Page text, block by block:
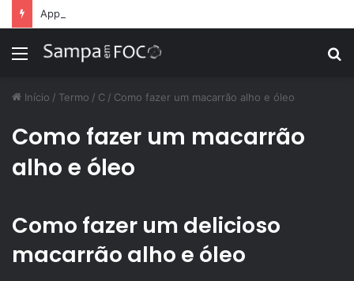
Menu
Início / Termo / C / Como fazer um macarrão alho e óleo
Como fazer um macarrão
alho e óleo
Como fazer um delicioso
macarrão alho e óleo